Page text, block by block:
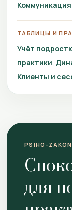
ТАБЛИЦЫ И
Учёт
практики
Клиенты и
PSIHO-ZAKON
для